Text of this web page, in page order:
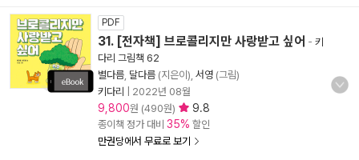
PDF
31. [전자책] 브로콜리지만 사랑받고 싶어 - 키
다리 그림책 62
별다름 달다름 (지은이), 서영 (그림)
키다리
2022년 08월
9,800원 (490원) 9.8
종이책 정가 대비 35% 할인
만권당에서 무료로 보기